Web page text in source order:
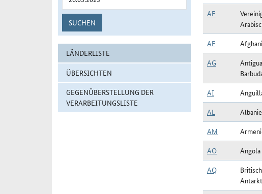
SUCHEN
LÄNDERLISTE
ÜBERSICHTEN
GEGENÜBERSTELLUNG DER
VERARBEITUNGSLISTE
AE
AF
AG
AI
AL
AM
AO
Angola
AQ